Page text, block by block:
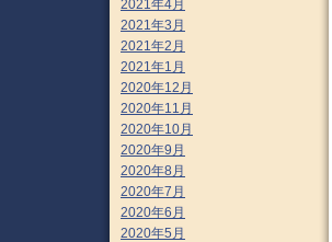
2021年4月
2021年3月
2021年2月
2021年1月
2020年12月
2020年11月
2020年10月
2020年9月
2020年8月
2020年7月
2020年6月
2020年5月